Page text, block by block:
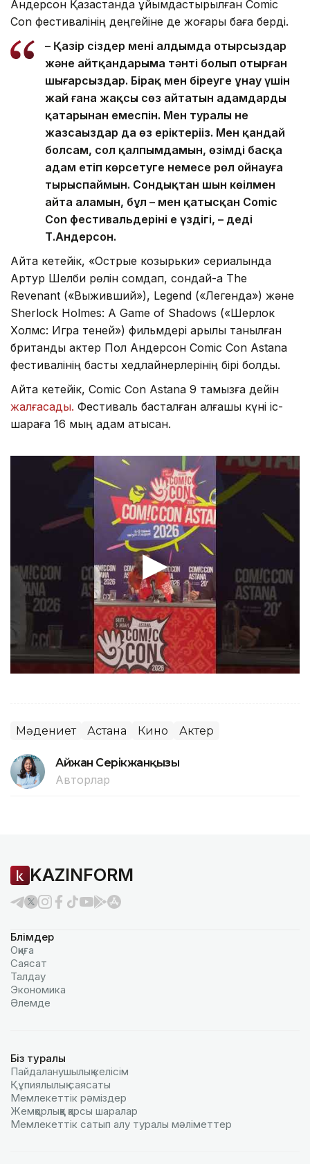
Андерсон Қазақстанда ұйымдастырылған Comic
Con фестивалінің деңгейіне де жоғары баға берді.
– Қазір сіздер менің алдымда отырсыздар
және айтқандарыма тәнті болып отырған
шығарсыздар. Бірақ мен біреуге ұнау үшін
жай ғана жақсы сөз айтатын адамдардың
қатарынан емеспін. Мен туралы не
жазсаңыздар да өз еріктеріңіз. Мен қандай
болсам, сол қалпымдамын, өзімді басқа
адам етіп көрсетуге немесе рөл ойнауға
тырыспаймын. Сондықтан шын көңілмен
айта аламын, бұл – мен қатысқан Comic
Con фестивальдерінің ең үздігі, – деді
Т.Андерсон.
Айта кетейік, «Острые козырьки» сериалында
Артур Шелби рөлін сомдап, сондай-ақ The
Revenant («Выживший»), Legend («Легенда») және
Sherlock Holmes: A Game of Shadows («Шерлок
Холмс: Игра теней») фильмдері арқылы танылған
британдық актер Пол Андерсон Comic Con Astana
фестивалінің басты хедлайнерлерінің бірі болды.
Айта кетейік, Comic Con Astana 9 тамызға дейін
жалғасады. Фестиваль басталған алғашқы күні іс-
шараға 16 мың адам қатысқан.
Мәдениет Астана Кино Актер
Айжан Серікжанқызы
Авторлар
KAZINFORM
Бөлімдер
Оқиға
Саясат
Талдау
Экономика
Әлемде
Біз туралы
Пайдаланушылық келiciм
Құпиялылық саясаты
Мемлекеттік рәміздер
Жемқорлыққа қарсы шаралар
Мемлекеттік сатып алу туралы мәлiметтер